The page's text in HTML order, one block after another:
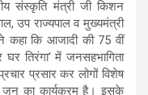
संस्कृति मंत्री जी किशन
उप राज्यपाल व मुख्यमंत्री
कहा कि आजादी की 75 वीं
तिरंगा’ में जनसहभागिता
प्रसार कर लोगों विशेष
का कार्यक्रम है। इसके